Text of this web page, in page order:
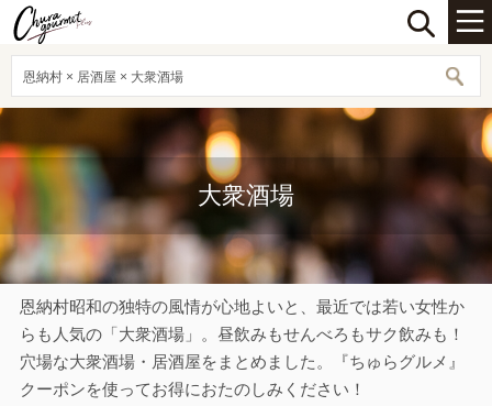
恩納村 × 居酒屋 × 大衆酒場
大衆酒場
恩納村昭和の独特の風情が心地よいと、最近では若い女性か
らも人気の「大衆酒場」。昼飲みもせんべろもサク飲みも！
穴場な大衆酒場・居酒屋をまとめました。『ちゅらグルメ』
クーポンを使ってお得におたのしみください！